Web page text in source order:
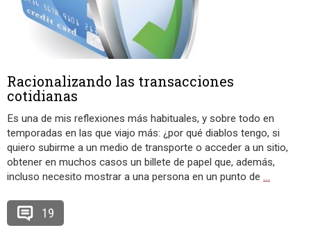
Racionalizando las transacciones
cotidianas
Es una de mis reflexiones más habituales, y sobre todo en
temporadas en las que viajo más: ¿por qué diablos tengo, si
quiero subirme a un medio de transporte o acceder a un sitio,
obtener en muchos casos un billete de papel que, además,
incluso necesito mostrar a una persona en un punto de …
19